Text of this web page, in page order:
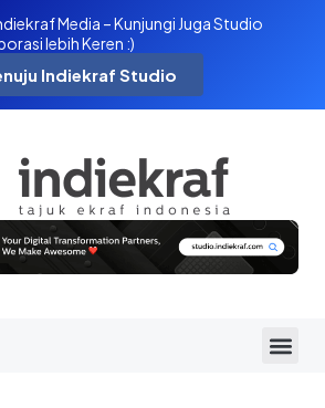
Media – Kunjungi Juga Studio
lebih Keren :)
Indiekraf Studio